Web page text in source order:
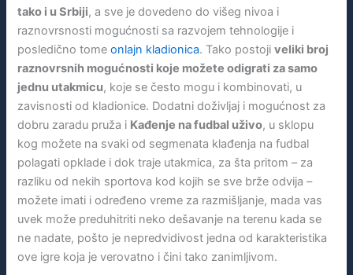
tako i u Srbiji, a sve je dovedeno do višeg nivoa i
raznovrsnosti mogućnosti sa razvojem tehnologije i
posledično tomeonlajn kladionica. Tako postojiveliki broj
raznovrsnih mogućnosti koje možete odigrati za samo
jednu utakmicu, koje se često mogu i kombinovati, u
zavisnosti od kladionice. Dodatni doživljaj i mogućnost za
dobru zaradu pruža i Kađenje na fudbal uživo, u sklopu
kog možete na svaki od segmenata klađenja na fudbal
polagati opklade i dok traje utakmica, za šta pritom – za
razliku od nekih sportova kod kojih se sve brže odvija –
možete imati i određeno vreme za razmišljanje, mada vas
uvek može preduhitriti neko dešavanje na terenu kada se
ne nadate, pošto je nepredvidivost jedna od karakteristika
ove igre koja je verovatno i čini tako zanimljivom.